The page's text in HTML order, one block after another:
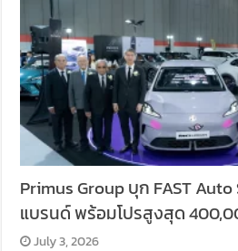
Primus Group บุก FAST
แบรนด์ พร้อมโปรสูงสุด
July 3, 2026